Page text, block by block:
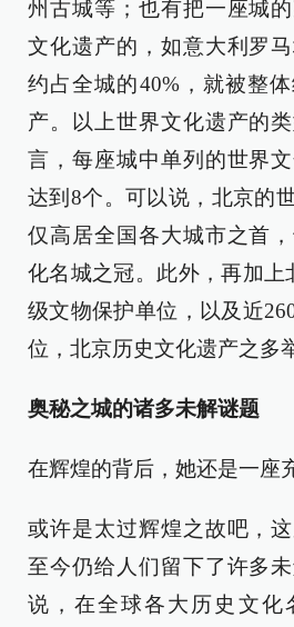
州古城等；也有把一座城
文化遗产的，如意大利罗
约占全城的40%，就被整
产。以上世界文化遗产的
言，每座城中单列的世界
达到8个。可以说，北京的
仅高居全国各大城市之首
化名城之冠。此外，再加上
级文物保护单位，以及近
位，北京历史文化遗产之多
奥秘之城的诸多未解谜题
在辉煌的背后，她还是一座
或许是太过辉煌之故吧，
至今仍给人们留下了许多
说，在全球各大历史文化